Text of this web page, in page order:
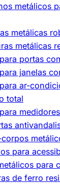
metálicos
metálicas
metálicas
portas
janelas
ar-
total
para
para
de ferro